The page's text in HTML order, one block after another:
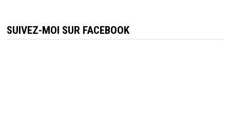
SUIVEZ-MOI SUR FACEBOOK